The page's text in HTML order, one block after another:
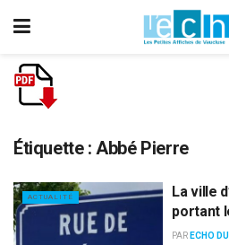
Étiquette :Abbé Pierre
ACTUALITÉ
La ville
portant
PAR ECHO